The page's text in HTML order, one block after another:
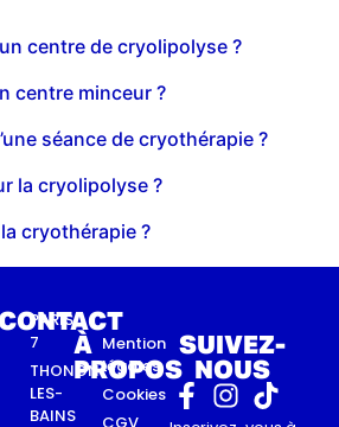
centre de cryolipolyse ?
centre minceur ?
séance de cryothérapie ?
la cryolipolyse ?
cryothérapie ?
PARIS
7
THONON-
LES-
BAINS
À
PROPOS
Mention
légales
Cookies
SUIVEZ-
NOUS